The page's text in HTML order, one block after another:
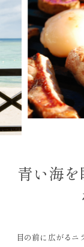
青い海
目の前に広がるニ